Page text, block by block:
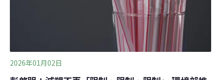
食品常見塑膠外包裝及襯墊，或是用塑膠收縮膜包裝，建
議減少使用非必要塑膠外包裝、襯墊。如某些夾心餅乾包
裝，已捨棄塑膠襯墊，而僅留有外包裝。蔬果等產品，指
2026年01月02日